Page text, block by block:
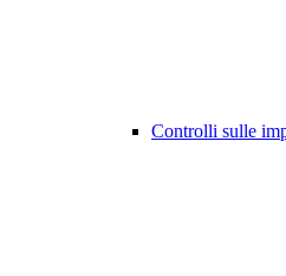
Controlli sulle